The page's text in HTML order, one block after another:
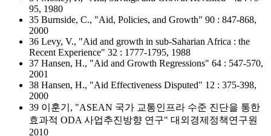
95, 1980
35 Burnside, C., "Aid, Policies, and Growth" 90 : 847-868,
2000
36 Levy, V., "Aid and growth in sub-Saharian Africa : the
Recent Experience" 32 : 1777-1795, 1988
37 Hansen, H., "Aid and Growth Regressions" 64 : 547-570,
2001
38 Hansen, H., "Aid Effectiveness Disputed" 12 : 375-398,
2000
39 이훈기, "ASEAN 국가 교통인프라 수준 진단을 통한
효과적 ODA 사업추진방향 연구" 대외경제정책연구원
2010